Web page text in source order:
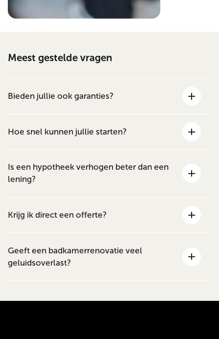
Meest gestelde vragen
Bieden jullie ook garanties?
Hoe snel kunnen jullie starten?
Is een hypotheek verhogen beter dan een
lening?
Krijg ik direct een offerte?
Geeft een badkamerrenovatie veel
geluidsoverlast?